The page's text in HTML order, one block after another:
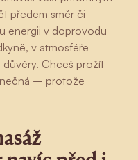
předem směr či
energii v doprovodu
v atmosféře
Chceš prožít
– protože